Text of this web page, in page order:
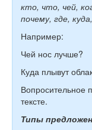
кто, что, чей,
по­че­му, где,
Например:
Чей нос лучше?
Куда плывут
Во­про­си­тель­ное
тек­сте.
Типы